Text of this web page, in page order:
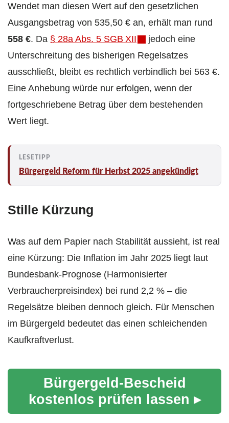
Wendet man diesen Wert auf den gesetzlichen
Ausgangs­betrag von 535,50 € an, erhält man rund
558 €. Da § 28a Abs. 5 SGB XII
jedoch eine
Unterschreitung des bisherigen Regelsatzes
ausschließt, bleibt es rechtlich verbindlich bei 563 €.
Eine Anhebung würde nur erfolgen, wenn der
fortgeschriebene Betrag über dem bestehenden
Wert liegt.
Bürgergeld Reform für Herbst 2025 angekündigt
Stille Kürzung
Was auf dem Papier nach Stabilität aussieht, ist real
eine Kürzung: Die Inflation im Jahr 2025 liegt laut
Bundesbank-Prognose (Harmonisierter
Verbraucherpreisindex) bei rund 2,2 % – die
Regelsätze bleiben dennoch gleich. Für Menschen
im Bürgergeld bedeutet das einen schleichenden
Kaufkraftverlust.
Bürgergeld-Bescheid
kostenlos prüfen lassen ▸